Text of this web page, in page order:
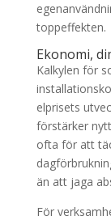
toppeffekten.
Ekonomi,
Kalkylen för
elprisets
förstärker
ofta för att
än att jaga
För